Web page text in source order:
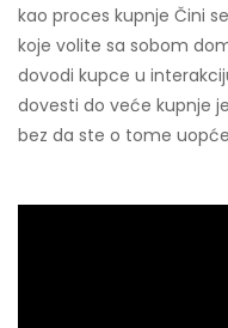
kao proces kupnje Čini
koje volite sa sobom
dovodi kupce u
dovesti do veće kupnje
bez da ste o tome